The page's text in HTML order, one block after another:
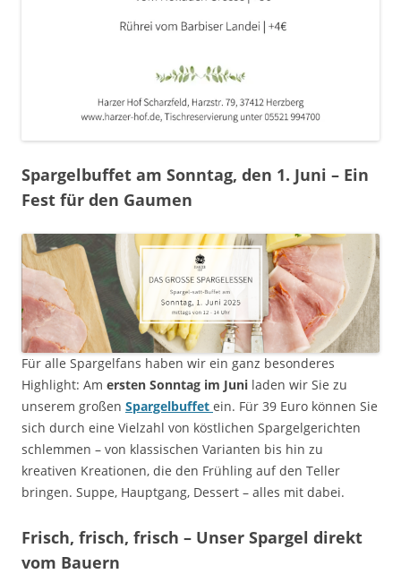
Spargelbuffet am Sonntag, den 1. Juni – Ein
Fest für den Gaumen
Für alle Spargelfans haben wir ein ganz besonderes
Highlight: Am ersten Sonntag im Juni laden wir Sie zu
unserem großen Spargelbuffet ein. Für 39 Euro können Sie
sich durch eine Vielzahl von köstlichen Spargelgerichten
schlemmen – von klassischen Varianten bis hin zu
kreativen Kreationen, die den Frühling auf den Teller
bringen. Suppe, Hauptgang, Dessert – alles mit dabei.
Frisch, frisch, frisch – Unser Spargel direkt
vom Bauern